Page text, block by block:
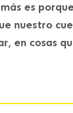
es
nuestro
en cosas